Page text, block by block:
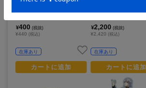
機動戦士ガンダム 水星の魔女
¥400 (税抜)
¥440 (税込)
在庫あり
カートに追加
¥2,200 (税抜)
¥2,420 (税込)
在庫あり
カートに追加